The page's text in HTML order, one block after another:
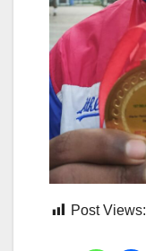
Post Views: